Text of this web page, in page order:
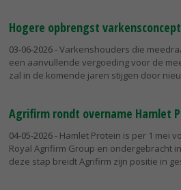
Hogere opbrengst
03-06-2026- Varkenshouders die
een aanvullende vergoeding voor de
zal in de komende jaren stijgen door
Agrifirm rondt overname Hamlet
04-05-2026- Hamlet Protein is per 1 mei
Royal Agrifirm Group en ondergebracht
deze stap breidt Agrifirm zijn positie in